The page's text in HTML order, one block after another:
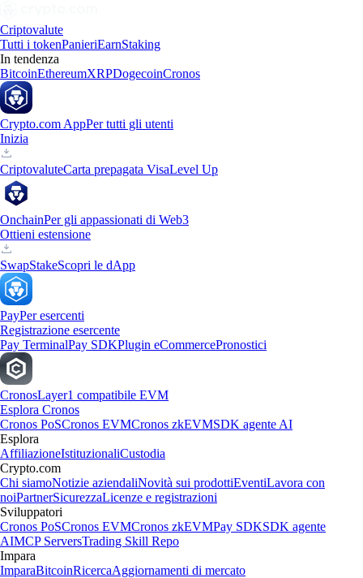
Criptovalute
Tutti i tokenPanieriEarnStaking
In tendenza
BitcoinEthereumXRPDogecoinCronos
Crypto.com AppPer tutti gli utenti
Inizia
CriptovaluteCarta prepagata VisaLevel Up
OnchainPer gli appassionati di Web3
Ottieni estensione
SwapStakeScopri le dApp
PayPer esercenti
Registrazione esercente
Pay TerminalPay SDKPlugin eCommercePronostici
CronosLayer1 compatibile EVM
Esplora Cronos
Cronos PoSCronos EVMCronos zkEVMSDK agente AI
Esplora
AffiliazioneIstituzionaliCustodia
Crypto.com
Chi siamoNotizie aziendaliNovità sui prodottiEventiLavora con
noiPartnerSicurezzaLicenze e registrazioni
Sviluppatori
Cronos PoSCronos EVMCronos zkEVMPay SDKSDK agente
AIMCP ServersTrading Skill Repo
Impara
ImparaBitcoinRicercaAggiornamenti di mercato